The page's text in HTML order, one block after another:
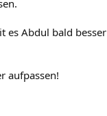
es Abdul bald besser
aufpassen!